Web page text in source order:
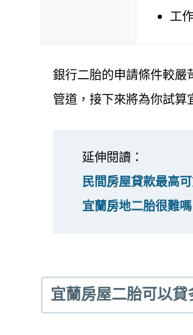
工
銀行二胎的申請條件較嚴
管道，接下來將為你試算
延伸閱讀：
民間房屋貸款最高
宜蘭房地二胎很難
宜蘭房屋二胎可以貸